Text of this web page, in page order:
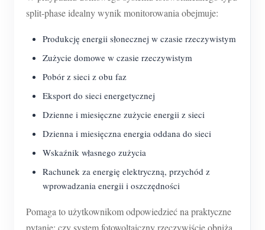
split-phase idealny wynik monitorowania obejmuje:
Produkcję energii słonecznej w czasie rzeczywistym
Zużycie domowe w czasie rzeczywistym
Pobór z sieci z obu faz
Eksport do sieci energetycznej
Dzienne i miesięczne zużycie energii z sieci
Dzienna i miesięczna energia oddana do sieci
Wskaźnik własnego zużycia
Rachunek za energię elektryczną, przychód z
wprowadzania energii i oszczędności
Pomaga to użytkownikom odpowiedzieć na praktyczne